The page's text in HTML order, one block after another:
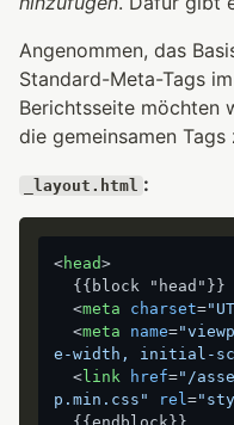
Angenommen, das
Standard-Meta-Tags im
Berichtsseite möchten
die gemeinsamen Tags
_layout.html :
<head>
<meta charset=
<meta name=
e-width, initial-
<link href="/
p.min.css"
rel=